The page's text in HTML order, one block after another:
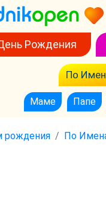
Рождения
По
Маме Папе
рождения По